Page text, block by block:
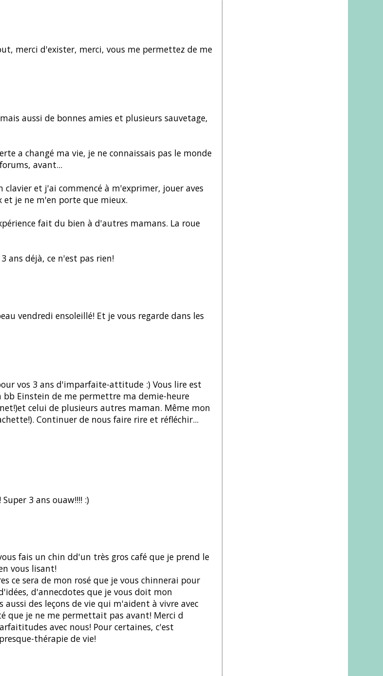
merci d'exister, merci, vous me permettez de me
aussi de bonnes amies et plusieurs sauvetage,
a changé ma vie, je ne connaissais pas le monde
avant...
clavier et j'ai commencé à m'exprimer, jouer aves
et je ne m'en porte que mieux.
fait du bien à d'autres mamans. La roue
ans déjà, ce n'est pas rien!
vendredi ensoleillé! Et je vous regarde dans les
vos 3 ans d'imparfaite-attitude :) Vous lire est
bb Einstein de me permettre ma demie-heure
celui de plusieurs autres maman. Même mon
Continuer de nous faire rire et réfléchir...
3 ans ouaw!!!! :)
fais un chin dd'un très gros café que je prend le
vous lisant!
ce sera de mon rosé que je vous chinnerai pour
d'annecdotes que je vous doit mon
des leçons de vie qui m'aident à vivre avec
que je ne me permettait pas avant! Merci d
avec nous! Pour certaines, c'est
thérapie de vie!